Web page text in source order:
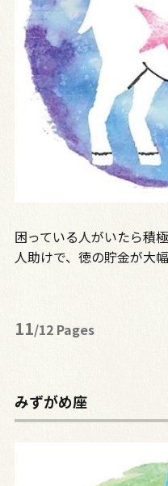
困っている人がいたら積
人助けで、徳の貯金が大
11/12 Pages
みずがめ座